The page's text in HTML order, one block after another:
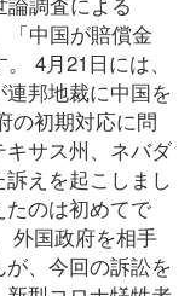
「中国が賠償金
4月21日には、
邦地裁に中国を
の初期対応に問
サス州、ネバダ
えを起こしまし
のは初めてで
外国政府を相手
、今回の訴訟を